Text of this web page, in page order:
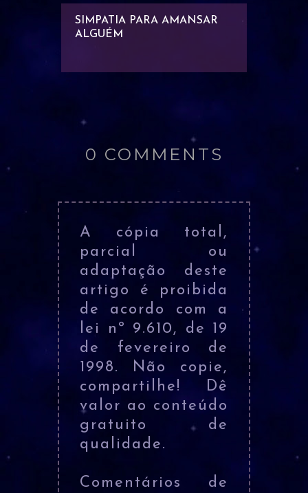
SIMPATIA PARA AMANSAR
ALGUÉM
0 COMMENTS
A cópia total,
parcial ou
adaptação deste
artigo é proibida
de acordo com a
lei nº 9.610, de 19
de fevereiro de
1998. Não copie,
compartilhe! Dê
valor ao conteúdo
gratuito de
qualidade.
Comentários de